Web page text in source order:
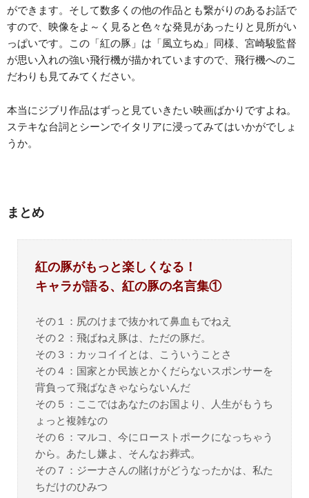
ができます。そして数多くの他の作品とも繋がりのあるお話で
すので、映像をよ～く見ると色々な発見があったりと見所がい
っぱいです。この「紅の豚」は「風立ちぬ」同様、宮崎駿監督
が思い入れの強い飛行機が描かれていますので、飛行機へのこ
だわりも見てみてください。
本当にジブリ作品はずっと見ていきたい映画ばかりですよね。
ステキな台詞とシーンでイタリアに浸ってみてはいかがでしょ
うか。
まとめ
紅の豚がもっと楽しくなる！
キャラが語る、紅の豚の名言集①
その１：尻のけまで抜かれて鼻血もでねえ
その２：飛ばねえ豚は、ただの豚だ。
その３：カッコイイとは、こういうことさ
その４：国家とか民族とかくだらないスポンサーを
背負って飛ばなきゃならないんだ
その５：ここではあなたのお国より、人生がもうち
ょっと複雑なの
その６：マルコ、今にローストポークになっちゃう
から。あたし嫌よ、そんなお葬式。
その７：ジーナさんの賭けがどうなったかは、私た
ちだけのひみつ